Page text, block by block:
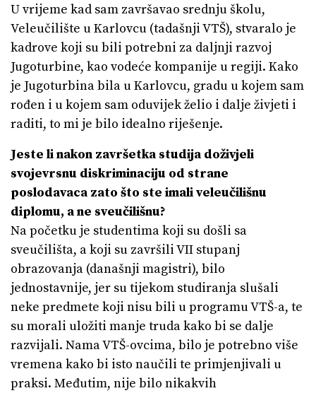
U vrijeme kad sam završavao srednju školu,
Veleučilište u Karlovcu (tadašnji VTŠ), stvaralo je
kadrove koji su bili potrebni za daljnji razvoj
Jugoturbine, kao vodeće kompanije u regiji. Kako
je Jugoturbina bila u Karlovcu, gradu u kojem sam
rođen i u kojem sam oduvijek želio i dalje živjeti i
raditi, to mi je bilo idealno riješenje.
Jeste li nakon završetka studija doživjeli
svojevrsnu diskriminaciju od strane
poslodavaca zato što ste imali veleučilišnu
diplomu, a ne sveučilišnu?
Na početku je studentima koji su došli sa
sveučilišta, a koji su završili VII stupanj
obrazovanja (današnji magistri), bilo
jednostavnije, jer su tijekom studiranja slušali
neke predmete koji nisu bili u programu VTŠ-a, te
su morali uložiti manje truda kako bi se dalje
razvijali. Nama VTŠ-ovcima, bilo je potrebno više
vremena kako bi isto naučili te primjenjivali u
praksi. Međutim, nije bilo nikakvih